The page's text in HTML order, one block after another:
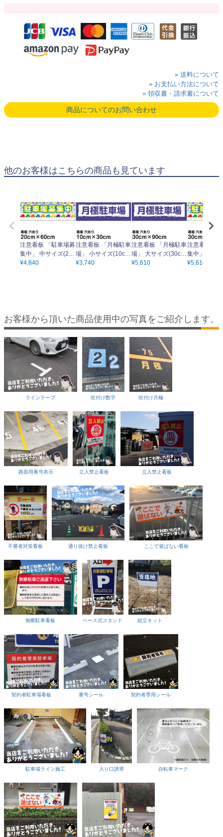
» 送料について
» お支払い方法について
» 領収書・請求書について
商品についてのお問い合わせ
他のお客様はこちらの商品も見ています
注意看板 「駐車場募
集中」 中サイズ(20c
m×60cm) 案内 プレ
¥4,840
注意看板 「月極駐車
場」 小サイズ(10cm
×30cm) 案内 プレー
¥3,740
注意看板 「月極駐車
場」 大サイズ(30cm
×90cm) 案内 プレー
¥5,610
注意看板 「
集中」 大サ
m×90cm) 案内 プレ
¥5,610
お客様から頂いた商品使用中の写真をご紹介します。
ラインテープ 吹付け数字 吹付け月極
路面用番号表示 立入禁止看板 立入禁止看板
不審者対策看板 通り抜け禁止看板 ここで遊ばない看板
無断駐車看板 ベース式スタンド 組立キット
契約者駐車場看板 番号シール 契約者専用シール
駐車場ライン施工 入り口誘導 自転車マーク